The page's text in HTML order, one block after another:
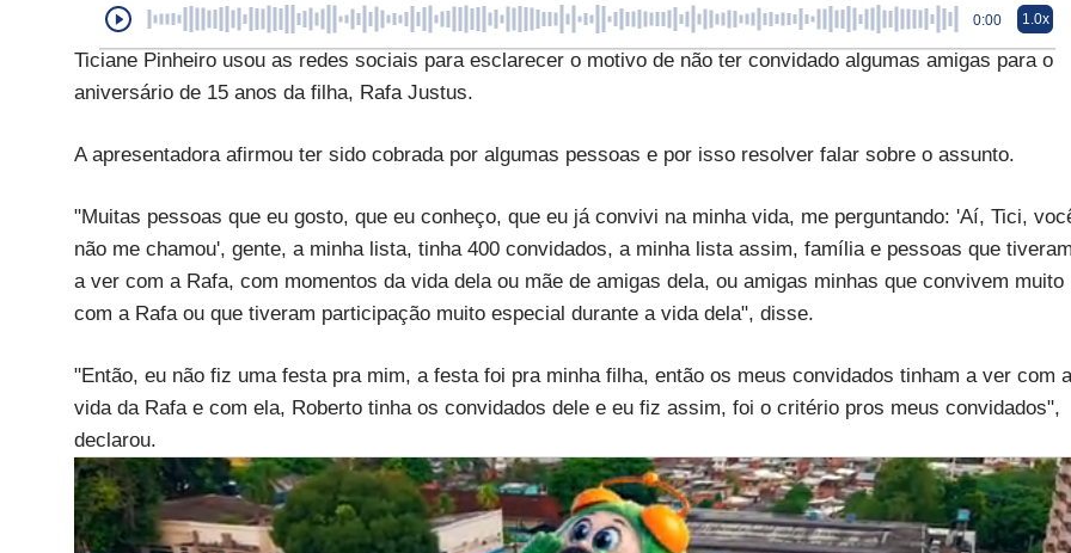
0:00 1.0x
Ticiane Pinheiro usou as redes sociais para esclarecer o motivo de não ter convidado algumas amigas para o
aniversário de 15 anos da filha, Rafa Justus.
A apresentadora afirmou ter sido cobrada por algumas pessoas e por isso resolver falar sobre o assunto.
"Muitas pessoas que eu gosto, que eu conheço, que eu já convivi na minha vida, me perguntando: 'Aí, Tici,
não me chamou', gente, a minha lista, tinha 400 convidados, a minha lista assim, família e pessoas que
a ver com a Rafa, com momentos da vida dela ou mãe de amigas dela, ou amigas minhas que convivem muito
com a Rafa ou que tiveram participação muito especial durante a vida dela", disse.
"Então, eu não fiz uma festa pra mim, a festa foi pra minha filha, então os meus convidados tinham a ver com a
vida da Rafa e com ela, Roberto tinha os convidados dele e eu fiz assim, foi o critério pros meus convidados",
declarou.